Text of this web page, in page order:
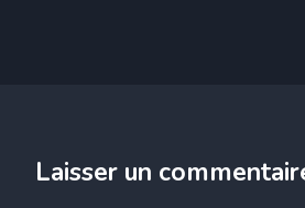
Laisser un